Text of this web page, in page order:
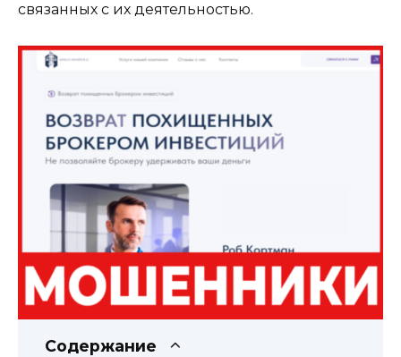
связанных с их деятельностью.
Содержание